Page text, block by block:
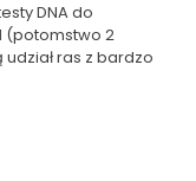
DNA do
(potomstwo 2
ras z bardzo